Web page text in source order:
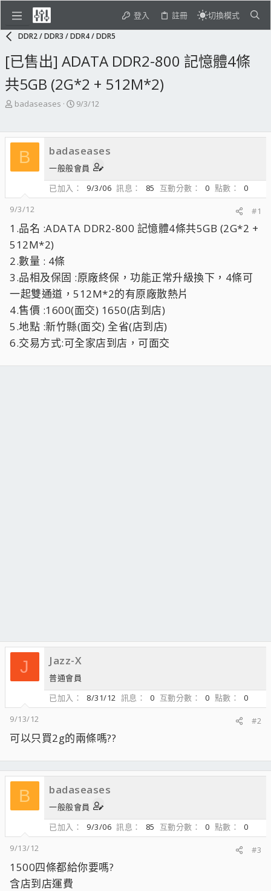
登入 註冊 切換模式
DDR2 / DDR3 / DDR4 / DDR5
[已售出] ADATA DDR2-800 記憶體4條
共5GB (2G*2 + 512M*2)
主
起
人
badaseases
開
期
9/3/12
B badaseases
一般般會員
已加入
9/3/06 訊息 85 互動分數 0 點數
0
9/3/12
#1
1.品名 :ADATA DDR2-800 記憶體4條共5GB (2G*2 +
512M*2)
2.數量 : 4條
3.品相及保固 :原廠終保，功能正常升級換下，4條可
一起雙通道，512M*2的有原廠散熱片
4.售價 :1600(面交) 1650(店到店)
5.地點 :新竹縣(面交) 全省(店到店)
6.交易方式:可全家店到店，可面交
J Jazz-X
普通會員
已加入
8/31/12 訊息 0 互動分數 0 點數
0
9/13/12
#2
可以只買2g的兩條嗎??
B badaseases
一般般會員
已加入
9/3/06 訊息 85 互動分數 0 點數
0
9/13/12
#3
1500四條都給你要嗎?
含店到店運費